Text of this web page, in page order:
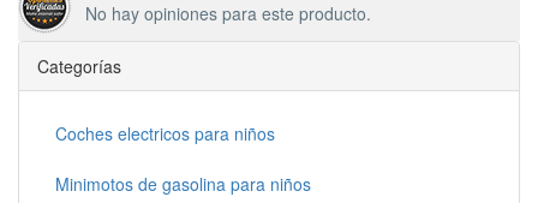
No hay opiniones para este producto.
Categorías
Coches electricos para niños
Minimotos de gasolina para niños